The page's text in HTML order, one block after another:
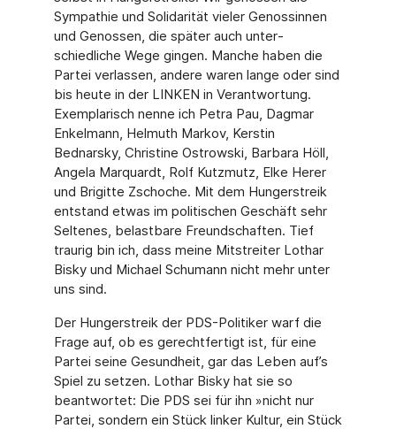
Sympathie und Solidarität vieler Genossinnen
und Genossen, die später auch unter­
schiedliche Wege gingen. Manche haben die
Partei verlassen, andere waren lange oder sind
bis heute in der LINKEN in Verantwortung.
Exemplarisch nenne ich Petra Pau, Dag­mar
Enkelmann, Helmuth Markov, Kerstin
Bednarsky, Christine Ostrowski, Barbara Höll,
Angela Marquardt, Rolf Kutzmutz, Elke Herer
und Brigitte Zschoche. Mit dem Hunger­streik
entstand etwas im politischen Geschäft sehr
Seltenes, belastbare Freundschaf­ten. Tief
traurig bin ich, dass meine Mitstreiter Lothar
Bisky und Michael Schumann nicht mehr unter
uns sind.
Der Hungerstreik der PDS-Politiker warf die
Frage auf, ob es gerechtfertigt ist, für eine
Partei seine Gesundheit, gar das Leben auf’s
Spiel zu setzen. Lothar Bisky hat sie so
beantwortet: Die PDS sei für ihn »nicht nur
Partei, sondern ein Stück linker Kultur, ein Stück